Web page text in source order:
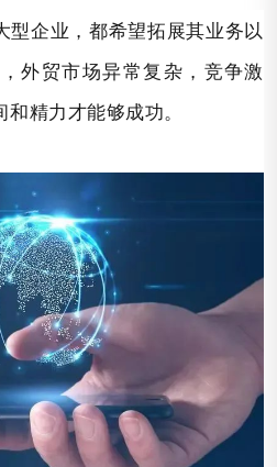
型企业，都希望拓展其业务以
外贸市场异常复杂，竞争激
精力才能够成功。